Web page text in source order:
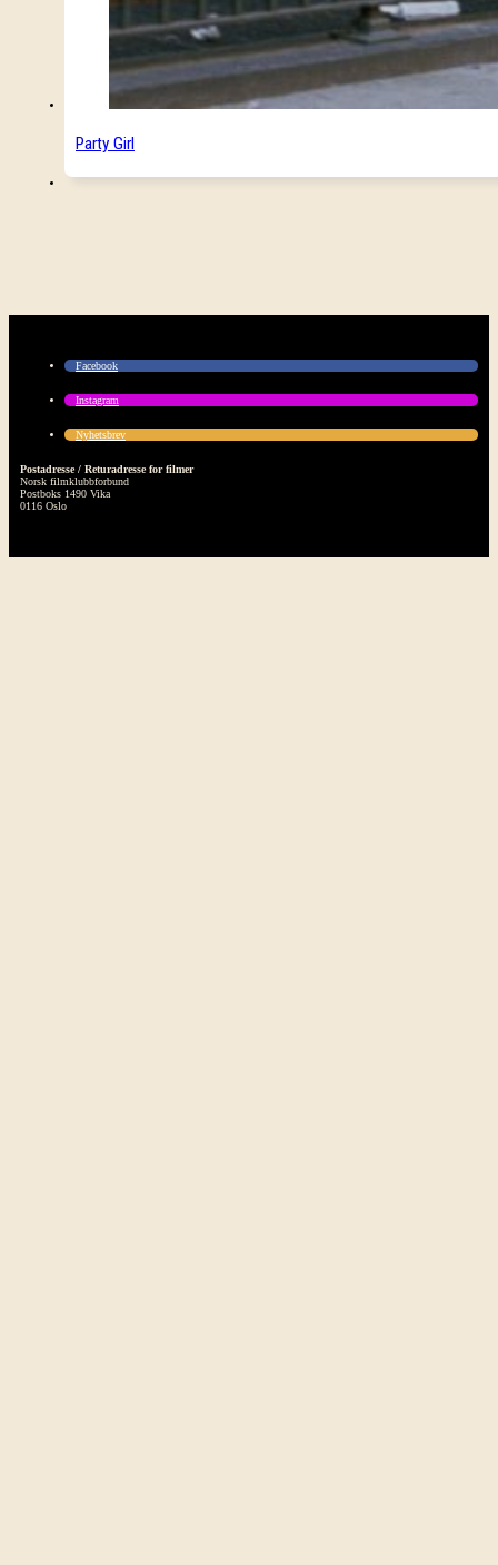
Party Girl
Facebook
Instagram
Nyhetsbrev
Postadresse / Returadresse for filmer
Norsk filmklubbforbund
Postboks 1490 Vika
0116 Oslo